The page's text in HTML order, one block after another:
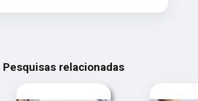
Pesquisas relacionadas